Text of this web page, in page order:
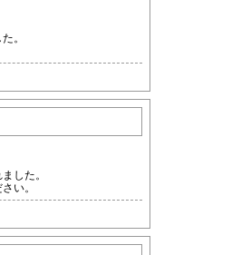
。
した。
い。